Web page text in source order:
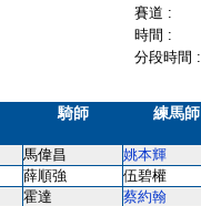
賽道 :
時間 :
分段時間 :
騎師 練馬師
馬偉昌 姚本輝
薛順強 伍碧權
霍達 蔡約翰